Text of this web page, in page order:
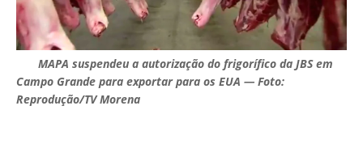
MAPA suspendeu a autorização do frigorífico da JBS em
Campo Grande para exportar para os EUA — Foto:
Reprodução/TV Morena